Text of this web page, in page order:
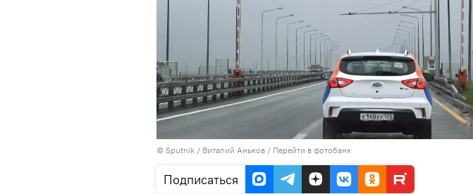
© Sputnik / Виталий Аньков / Перейти в фотобанк
Подписаться